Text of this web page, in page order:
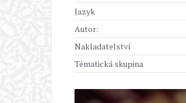
Jazyk
Autor:
Nakladatelství
Tématická skupina